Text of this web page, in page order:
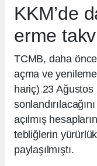
KKM’de
erme
TCMB, daha
açma ve
hariç) 23 Ağustos
açılmış
tebliğlerin
paylaşılmıştı.